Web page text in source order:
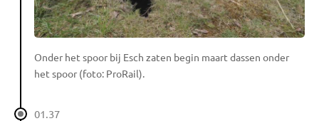
Onder het spoor bij Esch zaten begin maart dassen onder
het spoor (foto: ProRail).
01.37